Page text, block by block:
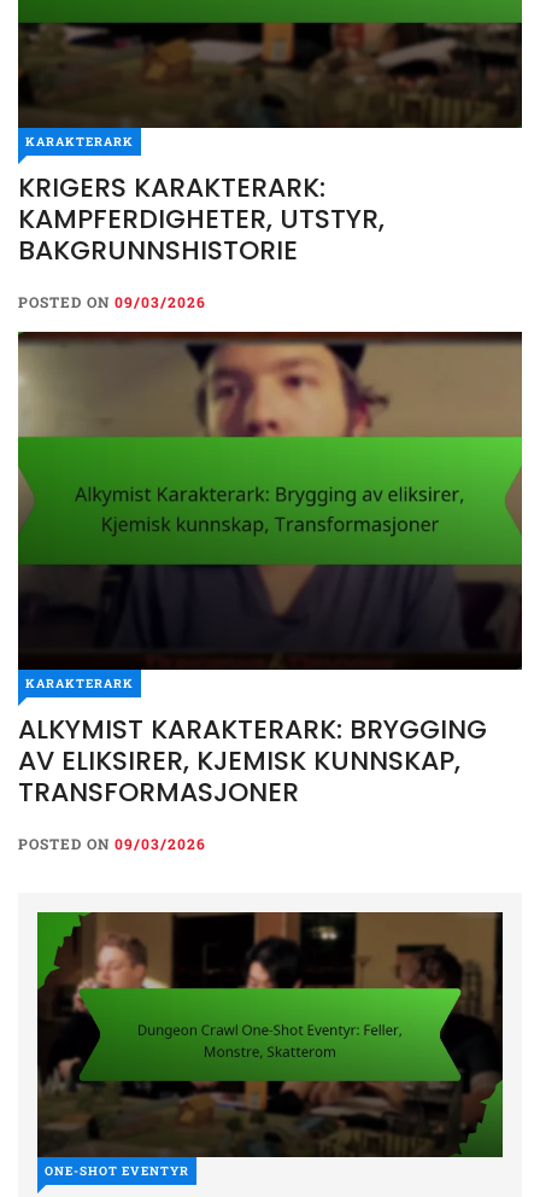
KARAKTERARK
KRIGERS KARAKTERARK:
KAMPFERDIGHETER, UTSTYR,
BAKGRUNNSHISTORIE
POSTED ON 09/03/2026
KARAKTERARK
ALKYMIST KARAKTERARK: BRYGGING
AV ELIKSIRER, KJEMISK KUNNSKAP,
TRANSFORMASJONER
POSTED ON 09/03/2026
ONE-SHOT EVENTYR